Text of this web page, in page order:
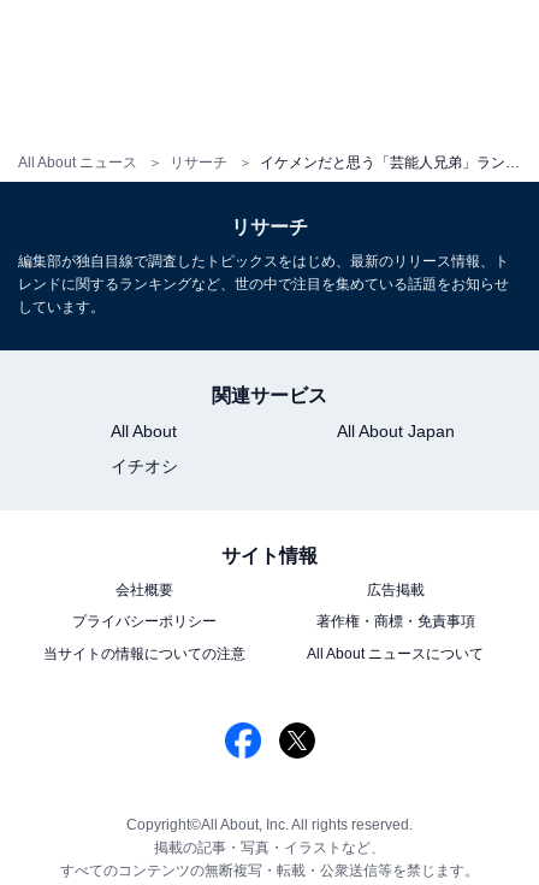
All About ニュース リサーチ イケメンだと思う「芸能人兄弟」ランキング！ 2位「松田龍平＆松田翔太」を抑えた、堂々の1位は？
リサーチ
編集部が独自目線で調査したトピックスをはじめ、最新のリリース情報、ト
レンドに関するランキングなど、世の中で注目を集めている話題をお知らせ
しています。
関連サービス
All About
All About Japan
イチオシ
サイト情報
会社概要
広告掲載
プライバシーポリシー
著作権・商標・免責事項
当サイトの情報についての注意
All About ニュースについて
Copyright©All About, Inc. All rights reserved.
掲載の記事・写真・イラストなど、
すべてのコンテンツの無断複写・転載・公衆送信等を禁じます。